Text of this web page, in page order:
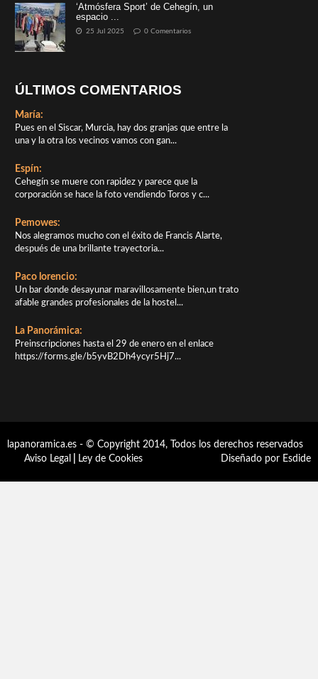
‘Atmósfera Sport’ de Cehegín, un
espacio ...
25 Jul 2025 0 Comentarios
ÚLTIMOS COMENTARIOS
María:
Pues en el Siscar, Murcia, hay dos granjas que entre la
una y la otra los vecinos vamos con gan...
Espín:
Cehegín se muere con rapidez y parece que la
corporación se hace la foto vendiendo Toros y c...
Pemowes:
Nos alegramos mucho con el éxito de Francis Alarte,
después de una brillante trayectoria...
Paco lorencio:
Un bar donde desayunar maravillosamente bien,un trato
afable grandes profesionales de la hostel...
La Panorámica:
Preinscripciones hasta el 29 de enero en el enlace
https://forms.gle/b5yvB2Dh4ycyr5Hj7...
lapanoramica.es - © Copyright 2014, Todos los derechos reservados
Aviso Legal
Ley de Cookies Diseñado por Esdide